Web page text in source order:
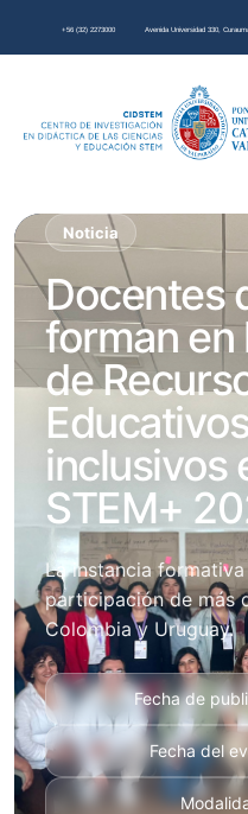
+56 (32) 2273000 Avenida Universidad 330,
Noticia
Docentes
forman en
de
inclusivos
STEM+
La instancia
participación de más
Colombia y Uruguay.
Fecha de
Fecha del